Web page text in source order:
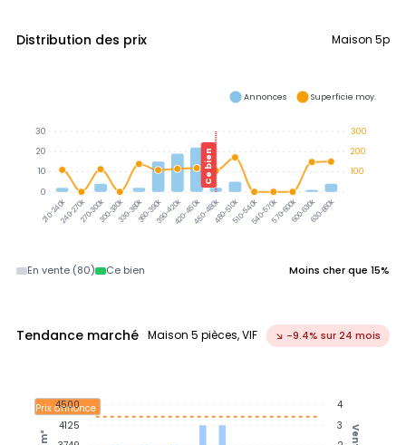
Distribution des prix Maison 5p
210-240k240-270k270-300k300-330k330-360k360-390k390-420k420-450k450-480k480-510k510-540k540-570k570-600k600-630k630-660k
Ce bien
300
200
100
30
20
10
0
Annonces Superficie moy.
En vente (80) Ce bien Moins cher que 15%
Tendance marché Maison 5 pièces, VIF ↘ -9.4% sur 24 mois
Prix annonce
4
3
4500
4125